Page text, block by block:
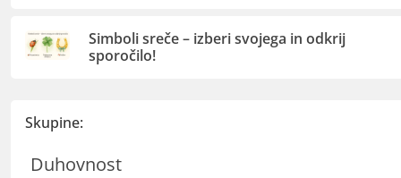
Simboli sreče – izberi svojega in odkrij
sporočilo!
Skupine:
Duhovnost